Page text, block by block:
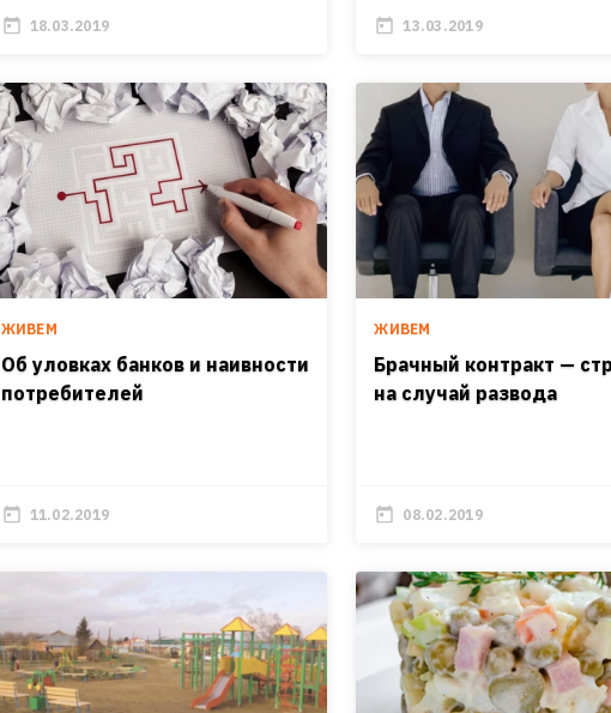
18.03.2019 13.03.2019
ЖИВЕМ
Об уловках банков и наивности
потребителей
11.02.2019
ЖИВЕМ
Брачный контракт —
на случай развода
08.02.2019